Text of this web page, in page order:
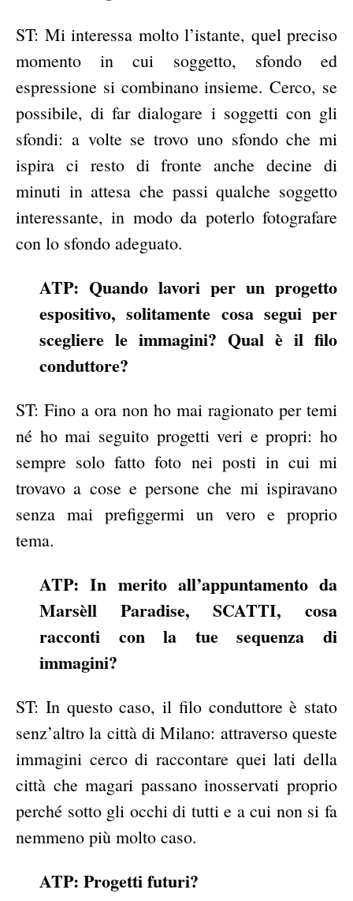
ST: Mi interessa molto l’istante, quel preciso
momento in cui soggetto, sfondo ed
espressione si combinano insieme. Cerco, se
possibile, di far dialogare i soggetti con gli
sfondi: a volte se trovo uno sfondo che mi
ispira ci resto di fronte anche decine di
minuti in attesa che passi qualche soggetto
interessante, in modo da poterlo fotografare
con lo sfondo adeguato.
ATP: Quando lavori per un progetto
espositivo, solitamente cosa segui per
scegliere le immagini? Qual è il filo
conduttore?
ST: Fino a ora non ho mai ragionato per temi
né ho mai seguito progetti veri e propri: ho
sempre solo fatto foto nei posti in cui mi
trovavo a cose e persone che mi ispiravano
senza mai prefiggermi un vero e proprio
tema.
ATP: In merito all’appuntamento da
Marsèll Paradise, SCATTI, cosa
racconti con la tue sequenza di
immagini?
ST: In questo caso, il filo conduttore è stato
senz’altro la città di Milano: attraverso queste
immagini cerco di raccontare quei lati della
città che magari passano inosservati proprio
perché sotto gli occhi di tutti e a cui non si fa
nemmeno più molto caso.
ATP: Progetti futuri?